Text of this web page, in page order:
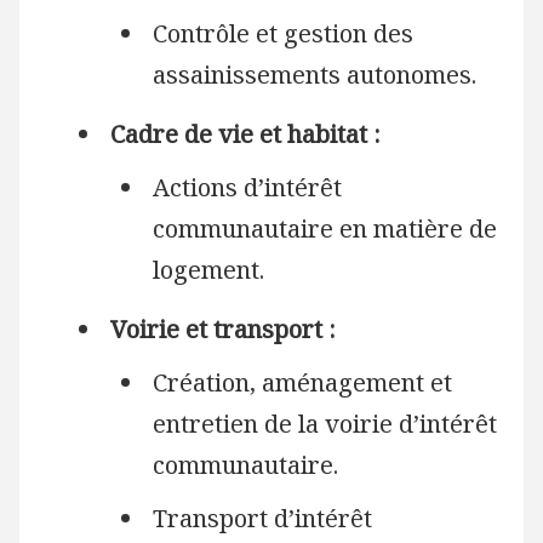
Contrôle et gestion des
assainissements autonomes.
Cadre de vie et habitat :
Actions d’intérêt
communautaire en matière de
logement.
Voirie et transport :
Création, aménagement et
entretien de la voirie d’intérêt
communautaire.
Transport d’intérêt